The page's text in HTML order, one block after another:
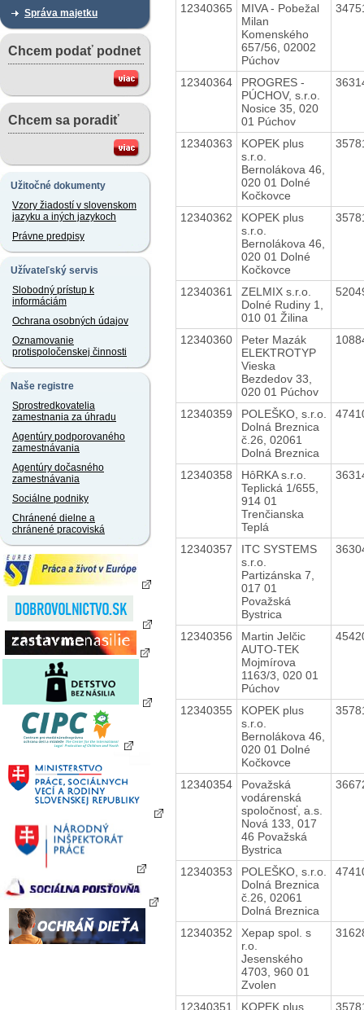
Správa majetku
Chcem podať podnet
Chcem sa poradiť
Užitočné dokumenty
Vzory žiadostí v slovenskom
jazyku a iných jazykoch
Právne predpisy
Užívateľský servis
Slobodný prístup k
informáciám
Ochrana osobných údajov
Oznamovanie
protispoločenskej činnosti
Naše registre
Sprostredkovatelia
zamestnania za úhradu
Agentúry podporovaného
zamestnávania
Agentúry dočasného
zamestnávania
Sociálne podniky
Chránené dielne a
chránené pracoviská
12340365
MIVA - Pobežal
Milan
Komenského
657/56, 02002
Púchov
12340364
PROGRES -
PÚCHOV, s.r.o.
Nosice 35, 020
01 Púchov
12340363
KOPEK plus
s.r.o.
Bernolákova 46,
020 01 Dolné
Kočkovce
12340362
KOPEK plus
s.r.o.
Bernolákova 46,
020 01 Dolné
Kočkovce
12340361
ZELMIX s.r.o.
Dolné Rudiny 1,
010 01 Žilina
12340360
Peter Mazák
ELEKTROTYP
Vieska
Bezdedov 33,
020 01 Púchov
12340359
POLEŠKO, s.r.o.
Dolná Breznica
č.26, 02061
Dolná Breznica
12340358
HôRKA s.r.o.
Teplická 1/655,
914 01
Trenčianska
Teplá
12340357
ITC SYSTEMS
s.r.o.
Partizánska 7,
017 01
Považská
Bystrica
12340356
Martin Jelčic
AUTO-TEK
Mojmírova
1163/3, 020 01
Púchov
12340355
KOPEK plus
s.r.o.
Bernolákova 46,
020 01 Dolné
Kočkovce
12340354
Považská
vodárenská
spoločnosť, a.s.
Nová 133, 017
46 Považská
Bystrica
12340353
POLEŠKO, s.r.o.
Dolná Breznica
č.26, 02061
Dolná Breznica
12340352
Xepap spol. s
r.o.
Jesenského
4703, 960 01
Zvolen
12340351
KOPEK plus